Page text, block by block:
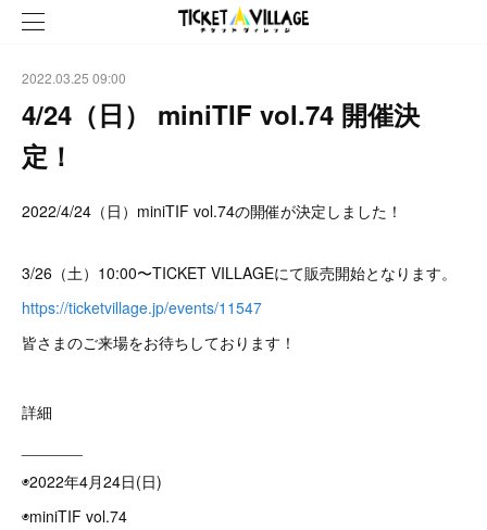
2022.03.25 09:00
4/24（日） miniTIF vol.74 開催決
定！
2022/4/24（日）miniTIF vol.74の開催が決定しました！
3/26（土）10:00〜TICKET VILLAGEにて販売開始となります。
https://ticketvillage.jp/events/11547
皆さまのご来場をお待ちしております！
詳細
◉2022年4月24日(日)
◉miniTIF vol.74